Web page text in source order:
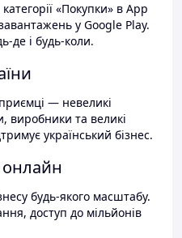
«Покупки» в App
у Google Play.
де і будь-коли.
— невеликі
виробники та великі
український бізнес.
будь-якого масштабу.
доступ до мільйонів